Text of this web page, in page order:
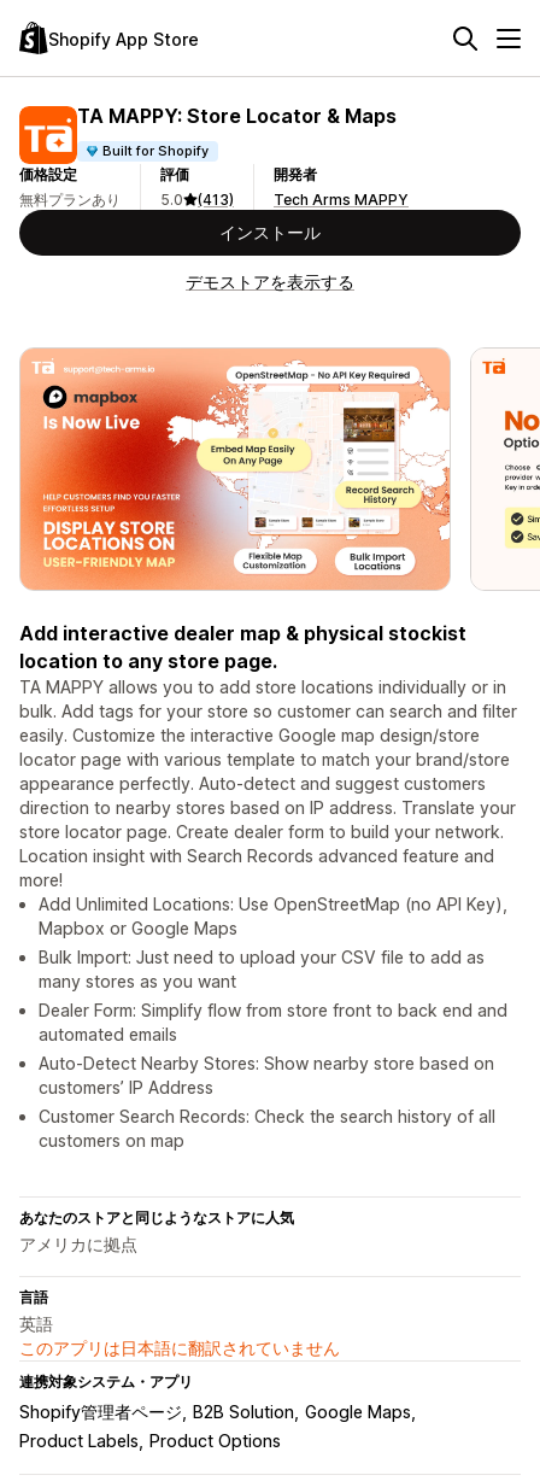
Shopify App Store
TA MAPPY: Store Locator & Maps
Built for Shopify
価格設定
無料プランあり
評価
5.0
(413)
開発者
Tech Arms MAPPY
インストール
デモストアを表示する
Add interactive dealer map & physical stockist
location to any store page.
TA MAPPY allows you to add store locations individually or in
bulk. Add tags for your store so customer can search and filter
easily. Customize the interactive Google map design/store
locator page with various template to match your brand/store
appearance perfectly. Auto-detect and suggest customers
direction to nearby stores based on IP address. Translate your
store locator page. Create dealer form to build your network.
Location insight with Search Records advanced feature and
more!
Add Unlimited Locations: Use OpenStreetMap (no API Key),
Mapbox or Google Maps
Bulk Import: Just need to upload your CSV file to add as
many stores as you want
Dealer Form: Simplify flow from store front to back end and
automated emails
Auto-Detect Nearby Stores: Show nearby store based on
customers’ IP Address
Customer Search Records: Check the search history of all
customers on map
あなたのストアと同じようなストアに人気
アメリカに拠点
言語
英語
このアプリは日本語に翻訳されていません
連携対象システム・アプリ
Shopify管理者ページ B2B Solution Google Maps
Product Labels
Product Options